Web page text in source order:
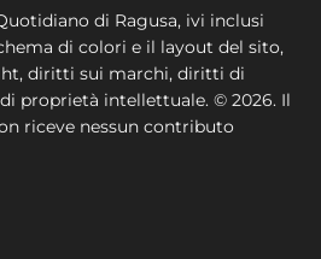
di Ragusa, ivi inclusi
di colori e il layout del sito,
diritti sui marchi, diritti di
proprietà intellettuale. © 2026. Il
riceve nessun contributo